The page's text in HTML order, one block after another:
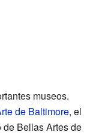
museos.
de Baltimore, el
Bellas Artes de